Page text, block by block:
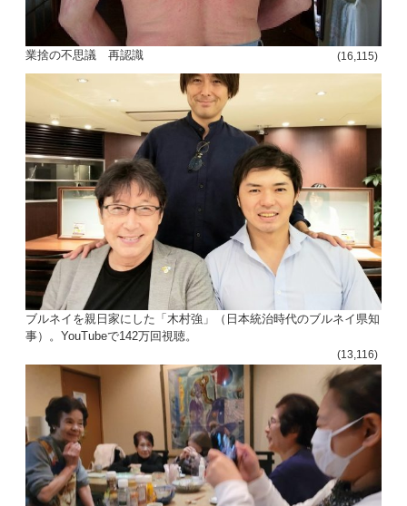
業捨の不思議 再認識 (16,115)
ブルネイを親日家にした「木村強」（日本統治時代のブルネイ県知
事）。YouTubeで142万回視聴。
(13,116)